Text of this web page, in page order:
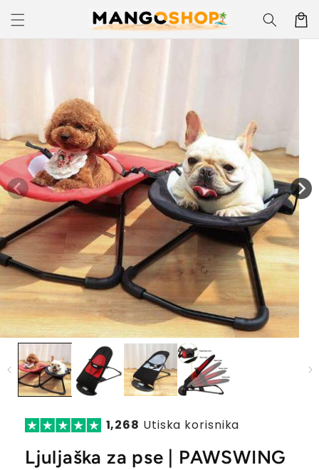
Skip to
content
Korpa
Skip to
1,268 Utiska korisnika
Ljuljaška za pse | PAWSWING